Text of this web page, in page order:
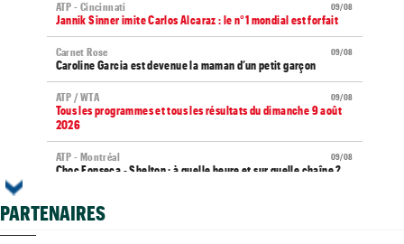
09/08
ATP - Cincinnati
Jannik Sinner imite Carlos Alcaraz : le n°1 mondial est forfait
09/08
Carnet Rose
Caroline Garcia est devenue la maman d’un petit garçon
09/08
ATP / WTA
Tous les programmes et tous les résultats du dimanche 9 août
2026
09/08
ATP - Montréal
Choc Fonseca - Shelton : à quelle heure et sur quelle chaîne ?
Terence Atmane est désormais tourné vers un immense défi à
PARTENAIRES